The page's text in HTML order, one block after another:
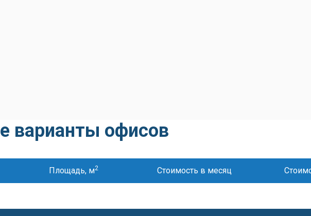
варианты офисов
Площадь, м2 Стоимость в месяц